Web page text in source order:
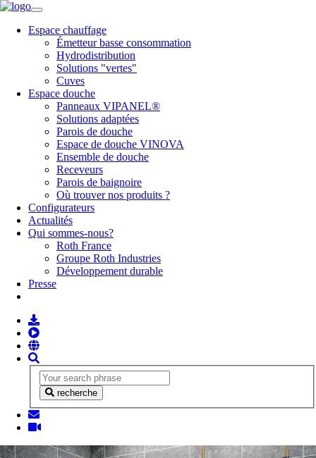
Espace chauffage
Émetteur basse consommation
Hydrodistribution
Solutions "vertes"
Cuves
Espace douche
Panneaux VIPANEL®
Solutions adaptées
Parois de douche
Espace de douche VINOVA
Ensemble de douche
Receveurs
Parois de baignoire
Où trouver nos produits ?
Configurateurs
Actualités
Qui sommes-nous?
Roth France
Groupe Roth Industries
Développement durable
Presse
recherche